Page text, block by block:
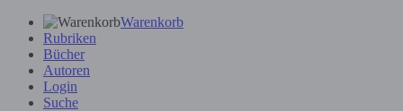
Warenkorb
Rubriken
Bücher
Autoren
Login
Suche